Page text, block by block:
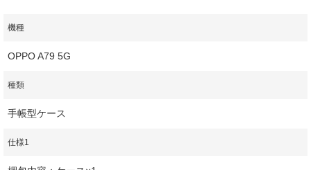
機種
OPPO A79 5G
種類
手帳型ケース
仕様1